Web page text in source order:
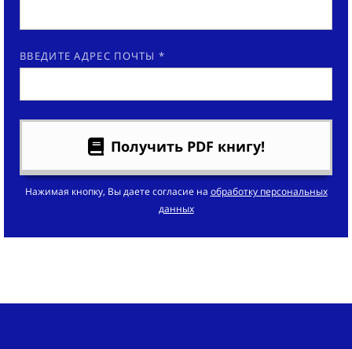
ВВЕДИТЕ АДРЕС ПОЧТЫ *
Получить PDF книгу!
Нажимая кнопку, Вы даете согласие на обработку персональных
данных